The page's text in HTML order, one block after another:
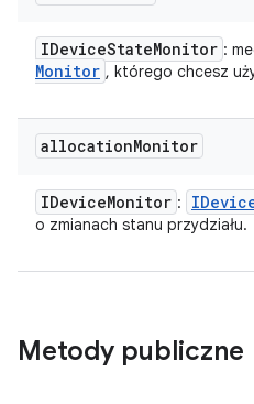
IDeviceStateMonitor :
Monitor , którego chcesz
allocationMonitor
IDeviceMonitor :
o zmianach stanu przydziału.
Metody publiczne